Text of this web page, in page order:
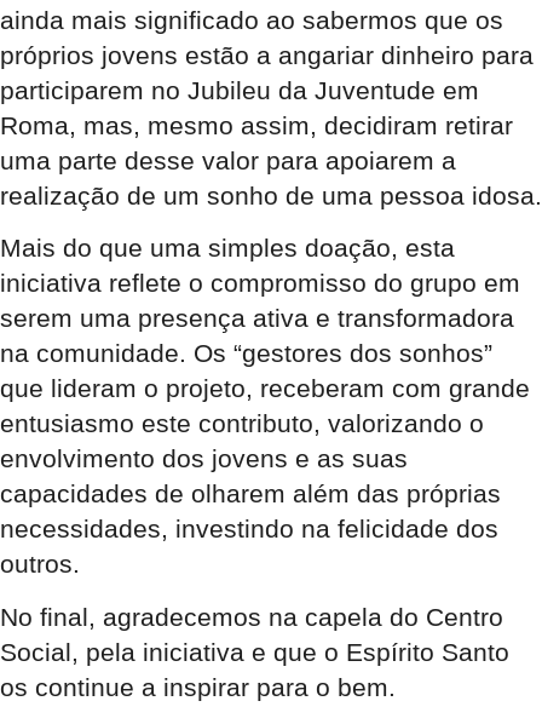
ainda mais significado ao sabermos que os
próprios jovens estão a angariar dinheiro para
participarem no Jubileu da Juventude em
Roma, mas, mesmo assim, decidiram retirar
uma parte desse valor para apoiarem a
realização de um sonho de uma pessoa idosa.
Mais do que uma simples doação, esta
iniciativa reflete o compromisso do grupo em
serem uma presença ativa e transformadora
na comunidade. Os “gestores dos sonhos”
que lideram o projeto, receberam com grande
entusiasmo este contributo, valorizando o
envolvimento dos jovens e as suas
capacidades de olharem além das próprias
necessidades, investindo na felicidade dos
outros.
No final, agradecemos na capela do Centro
Social, pela iniciativa e que o Espírito Santo
os continue a inspirar para o bem.